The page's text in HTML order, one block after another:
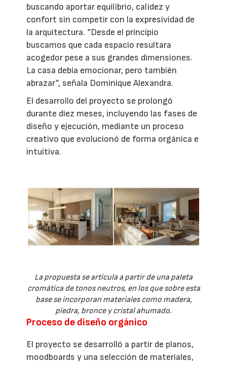
buscando aportar equilibrio, calidez y
confort sin competir con la expresividad de
la arquitectura. “Desde el principio
buscamos que cada espacio resultara
acogedor pese a sus grandes dimensiones.
La casa debía emocionar, pero también
abrazar”, señala Dominique Alexandra.
El desarrollo del proyecto se prolongó
durante diez meses, incluyendo las fases de
diseño y ejecución, mediante un proceso
creativo que evolucionó de forma orgánica e
intuitiva.
La propuesta se articula a partir de una paleta
cromática de tonos neutros, en los que sobre esta
base se incorporan materiales como madera,
piedra, bronce y cristal ahumado.
Proceso de diseño orgánico
El proyecto se desarrolló a partir de planos,
moodboards y una selección de materiales,